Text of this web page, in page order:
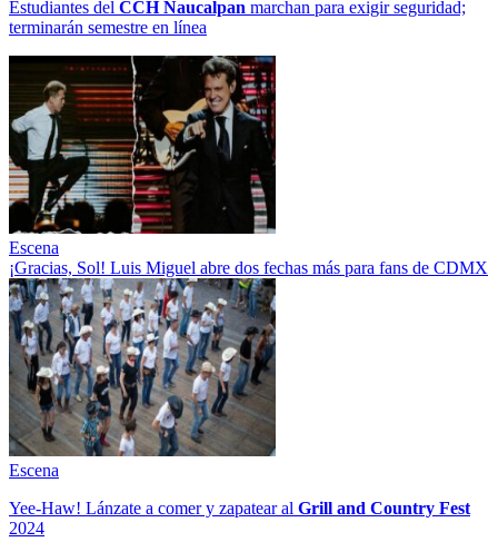
Estudiantes del CCH Naucalpan marchan para exigir seguridad;
terminarán semestre en línea
Escena
¡Gracias, Sol! Luis Miguel abre dos fechas más para fans de CDMX
Escena
Yee-Haw! Lánzate a comer y zapatear al Grill and Country Fest
2024